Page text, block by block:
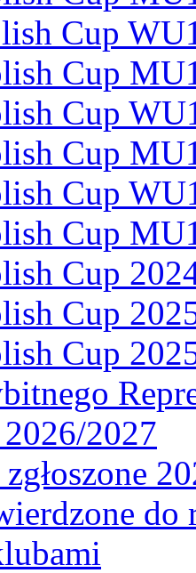
Cup
Cup
Cup
Cup
Cup
Cup
Cup
Cup
Cup
2027